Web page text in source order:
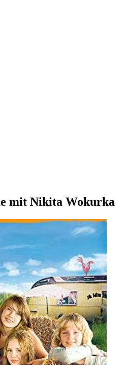
mit Nikita Wokurka